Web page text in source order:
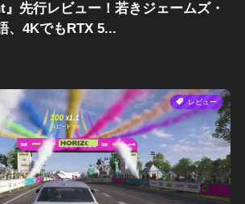
』先行レビュー！若きジェームズ・
、4KでもRTX 5...
レビュー